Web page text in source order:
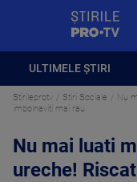
ULTIMELE ȘTIRI
Stirileprotv Stiri Sociale
Nu
imbolnaviti mai rau
Nu mai luati
ureche!